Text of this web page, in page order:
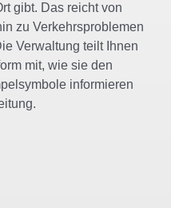
gibt. Das reicht von
zu Verkehrsproblemen
Verwaltung teilt Ihnen
mit, wie sie den
informieren